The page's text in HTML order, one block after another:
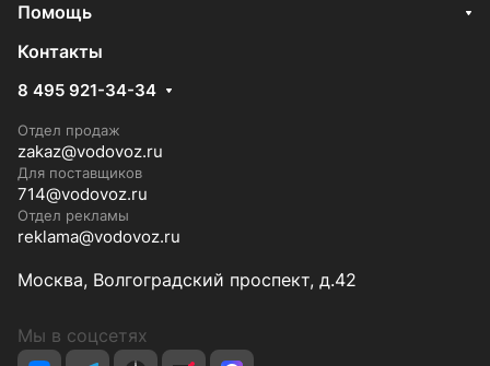
Помощь
Контакты
8 495 921-34-34
Отдел продаж
zakaz@vodovoz.ru
Для поставщиков
714@vodovoz.ru
Отдел рекламы
reklama@vodovoz.ru
Москва, Волгоградский проспект, д.42
Мы в соцсетях